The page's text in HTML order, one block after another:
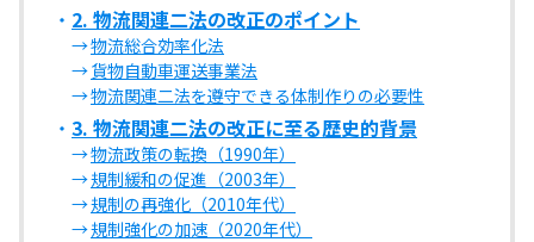
2. 物流関連二法の改正のポイント
物流総合効率化法
貨物自動車運送事業法
物流関連二法を遵守できる体制作りの必要性
3. 物流関連二法の改正に至る歴史的背景
物流政策の転換（1990年）
規制緩和の促進（2003年）
規制の再強化（2010年代）
規制強化の加速（2020年代）